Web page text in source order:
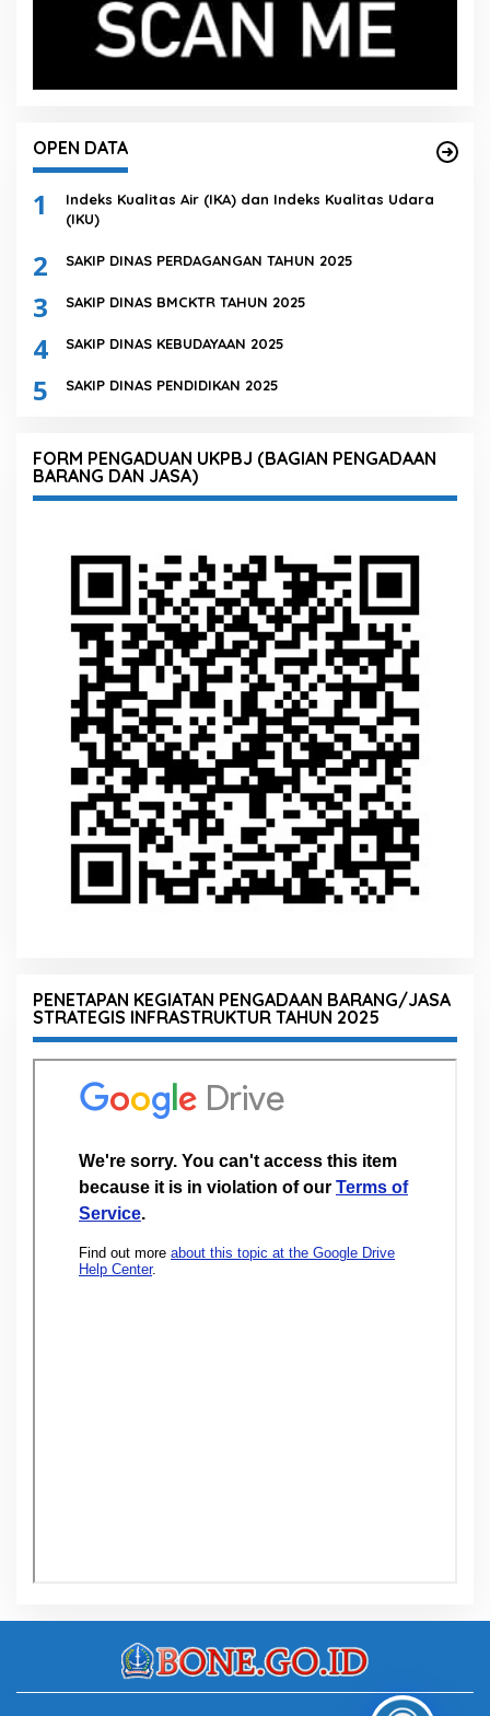
OPEN DATA
1
Indeks Kualitas Air (IKA) dan Indeks Kualitas Udara
(IKU)
2 SAKIP DINAS PERDAGANGAN TAHUN 2025
3 SAKIP DINAS BMCKTR TAHUN 2025
4 SAKIP DINAS KEBUDAYAAN 2025
5 SAKIP DINAS PENDIDIKAN 2025
FORM PENGADUAN UKPBJ (BAGIAN PENGADAAN
BARANG DAN JASA)
PENETAPAN KEGIATAN PENGADAAN BARANG/JASA
STRATEGIS INFRASTRUKTUR TAHUN 2025